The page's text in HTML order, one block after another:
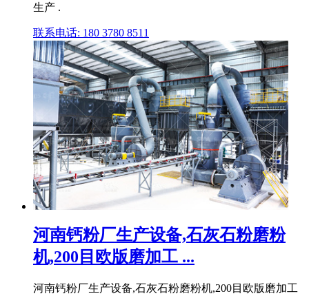
生产 .
联系电话: 180 3780 8511
河南钙粉厂生产设备,石灰石粉磨粉
机,200目欧版磨加工 ...
河南钙粉厂生产设备,石灰石粉磨粉机,200目欧版磨加工